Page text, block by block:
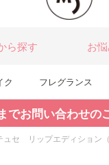
ら探す お
ク フレグランス
でお問い合わせ
ュセ リップエディション（